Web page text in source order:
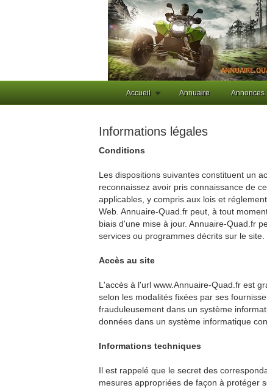
Accueil Annuaire Annonces
Informations légales
Conditions
Les dispositions suivantes constituent un
reconnaissez avoir pris connaissance de
applicables, y compris aux lois et
Web. Annuaire-Quad.fr peut, à tout
biais d'une mise à jour. Annuaire-Quad.fr
services ou programmes décrits sur le site.
Accès au site
L'accès à l'url www.Annuaire-Quad.fr est
selon les modalités fixées par ses
frauduleusement dans un système
données dans un système informatique
Informations techniques
Il est rappelé que le secret des
mesures appropriées de façon à protéger